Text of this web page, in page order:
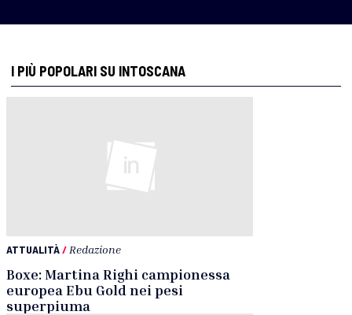
I PIÙ POPOLARI SU INTOSCANA
ATTUALITÀ/ Redazione
Boxe: Martina Righi campionessa
europea Ebu Gold nei pesi
superpiuma